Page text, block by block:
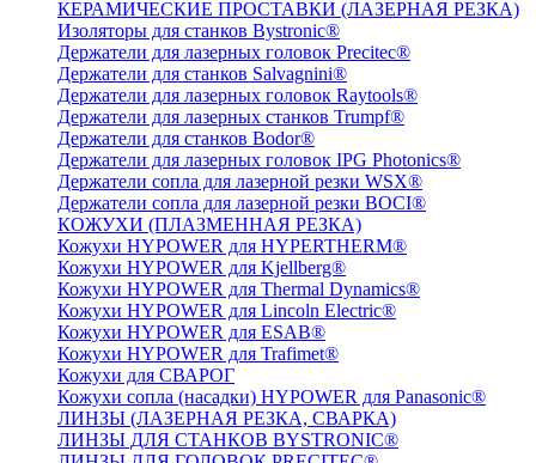
КЕРАМИЧЕСКИЕ ПРОСТАВКИ (ЛАЗЕРНАЯ РЕЗКА)
Изоляторы для станков Bystronic®
Держатели для лазерных головок Precitec®
Держатели для станков Salvagnini®
Держатели для лазерных головок Raytools®
Держатели для лазерных станков Trumpf®
Держатели для станков Bodor®
Держатели для лазерных головок IPG Photonics®
Держатели сопла для лазерной резки WSX®
Держатели сопла для лазерной резки BOCI®
КОЖУХИ (ПЛАЗМЕННАЯ РЕЗКА)
Кожухи HYPOWER для HYPERTHERM®
Кожухи HYPOWER для Kjellberg®
Кожухи HYPOWER для Thermal Dynamics®
Кожухи HYPOWER для Lincoln Electric®
Кожухи HYPOWER для ESAB®
Кожухи HYPOWER для Trafimet®
Кожухи для СВАРОГ
Кожухи сопла (насадки) HYPOWER для Panasonic®
ЛИНЗЫ (ЛАЗЕРНАЯ РЕЗКА, СВАРКА)
ЛИНЗЫ ДЛЯ СТАНКОВ BYSTRONIC®